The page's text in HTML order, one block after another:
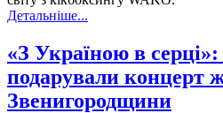
Детальніше...
«З Україною в
подарували концерт
Звенигородщини